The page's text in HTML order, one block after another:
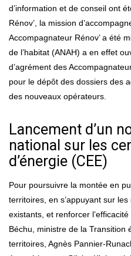
d’information et de conseil ont
Rénov’, la mission
Accompagnateur Rénov’ a été
de l’habitat (ANAH) a en effet
d’agrément des
pour le dépôt des dossiers des
des nouveaux opérateurs.
Lancement d’un
national sur les
d’énergie (CEE)
Pour poursuivre la montée en
territoires, en s’appuyant sur
existants, et renforcer
Béchu, ministre de la Transition
territoires, Agnès Pannier-